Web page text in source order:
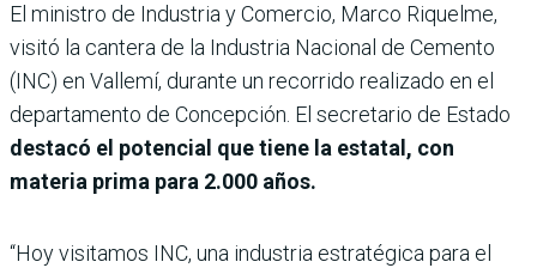
El ministro de Industria y Comercio, Marco Riquelme,
visitó la cantera de la Industria Nacional de Cemento
(INC) en Vallemí, durante un recorrido realizado en el
departamento de Concepción. El secretario de Estado
destacó el potencial que tiene la estatal, con
materia prima para 2.000 años.
“Hoy visitamos INC, una industria estratégica para el